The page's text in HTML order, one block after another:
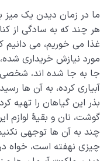
دنیا؛ باشگاه انسان‌سازی
چگونه انسان شویم؟
ما در زمان دیدن یک میز
هر چند که به سادگی از
غذا می خوریم، می دانیم
مورد نیازش خریداری
جا به جا شده اند، شخصی
آبیاری کرده، به آن ها
بذر این گیاهان را تهیه
گوشت، نان و بقیۀ لوازم
چند به آن ها توجهی
چیزی نهفته است، خواه